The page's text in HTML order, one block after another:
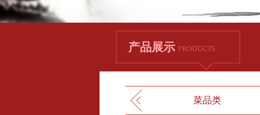
产品展示 PRODUCTS
菜品类